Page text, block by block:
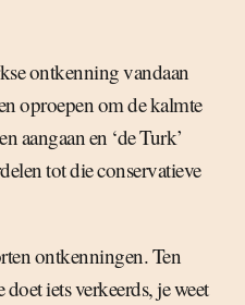
ontkenning vandaan
oproepen om de kalmte
aangaan en ‘de Turk’
tot die conservatieve
ontkenningen. Ten
iets verkeerds, je weet